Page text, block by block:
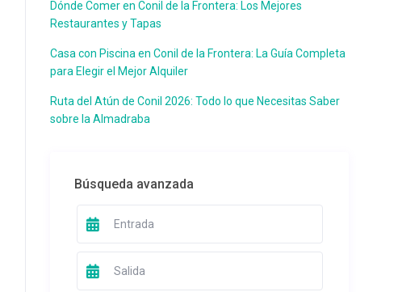
Dónde Comer en Conil de la Frontera: Los Mejores
Restaurantes y Tapas
Casa con Piscina en Conil de la Frontera: La Guía Completa
para Elegir el Mejor Alquiler
Ruta del Atún de Conil 2026: Todo lo que Necesitas Saber
sobre la Almadraba
Búsqueda avanzada